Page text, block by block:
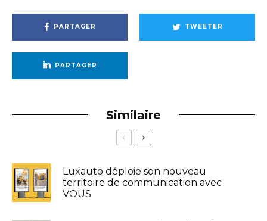
PARTAGER TWEETER
PARTAGER
Similaire
Luxauto déploie son nouveau
territoire de communication avec
VOUS